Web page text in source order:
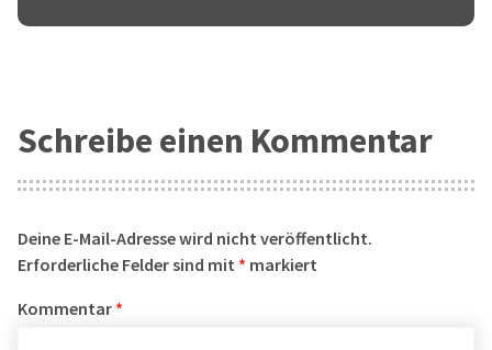
Schreibe einen Kommentar
Deine E-Mail-Adresse wird nicht veröffentlicht.
Erforderliche Felder sind mit * markiert
Kommentar *